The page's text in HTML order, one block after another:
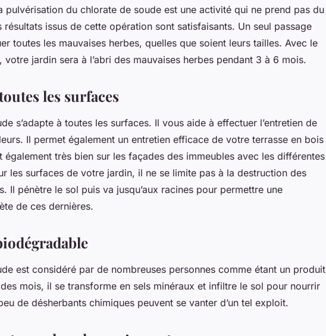
pulvérisation du chlorate de soude est une activité qui ne prend pas du
résultats issus de cette opération sont satisfaisants. Un seul passage
toutes les mauvaises herbes, quelles que soient leurs tailles. Avec le
jardin sera à l’abri des mauvaises herbes pendant 3 à 6 mois.
les surfaces
s’adapte à toutes les surfaces. Il vous aide à effectuer l’entretien de
Il permet également un entretien efficace de votre terrasse en bois
également très bien sur les façades des immeubles avec les différentes
les surfaces de votre jardin, il ne se limite pas à la destruction des
Il pénètre le sol puis va jusqu’aux racines pour permettre une
de ces dernières.
est considéré par de nombreuses personnes comme étant un produit
mois, il se transforme en sels minéraux et infiltre le sol pour nourrir
de désherbants chimiques peuvent se vanter d’un tel exploit.